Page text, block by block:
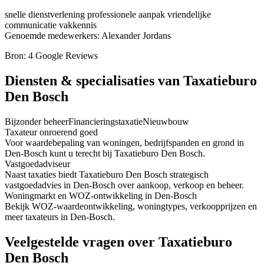
snelle dienstverlening professionele aanpak vriendelijke
communicatie vakkennis
Genoemde medewerkers: Alexander Jordans
Bron: 4 Google Reviews
Diensten & specialisaties van Taxatieburo
Den Bosch
Bijzonder beheerFinancieringstaxatieNieuwbouw
Taxateur onroerend goed
Voor waardebepaling van woningen, bedrijfspanden en grond in
Den-Bosch kunt u terecht bij Taxatieburo Den Bosch.
Vastgoedadviseur
Naast taxaties biedt Taxatieburo Den Bosch strategisch
vastgoedadvies in Den-Bosch over aankoop, verkoop en beheer.
Woningmarkt en WOZ-ontwikkeling in Den-Bosch
Bekijk WOZ-waardeontwikkeling, woningtypes, verkoopprijzen en
meer taxateurs in Den-Bosch.
Veelgestelde vragen over Taxatieburo
Den Bosch